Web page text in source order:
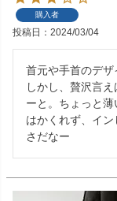
購入者
投稿日 2024/03/04
首元や手首のデザ
しかし、贅沢言
ーと。ちょっと
はかくれず、イ
さだなー